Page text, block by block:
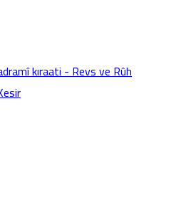
kıraati - Revs ve Rûh